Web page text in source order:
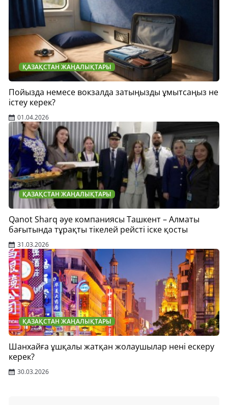
ҚАЗАҚСТАН ЖАҢАЛЫҚТАРЫ
Пойызда немесе вокзалда затыңызды ұмытсаңыз не
істеу керек?
01.04.2026
ҚАЗАҚСТАН ЖАҢАЛЫҚТАРЫ
Qanot Sharq әуе компаниясы Ташкент – Алматы
бағытында тұрақты тікелей рейсті іске қосты
31.03.2026
ҚАЗАҚСТАН ЖАҢАЛЫҚТАРЫ
Шанхайға ұшқалы жатқан жолаушылар нені ескеру
керек?
30.03.2026